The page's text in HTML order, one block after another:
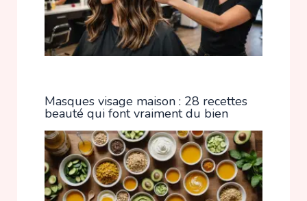
Masques visage maison : 28 recettes
beauté qui font vraiment du bien